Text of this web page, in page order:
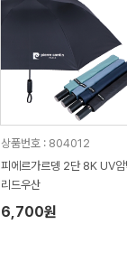
상품번호 : 804012
피에르가르뎅 2단 8K UV암
리드우산
6,700원